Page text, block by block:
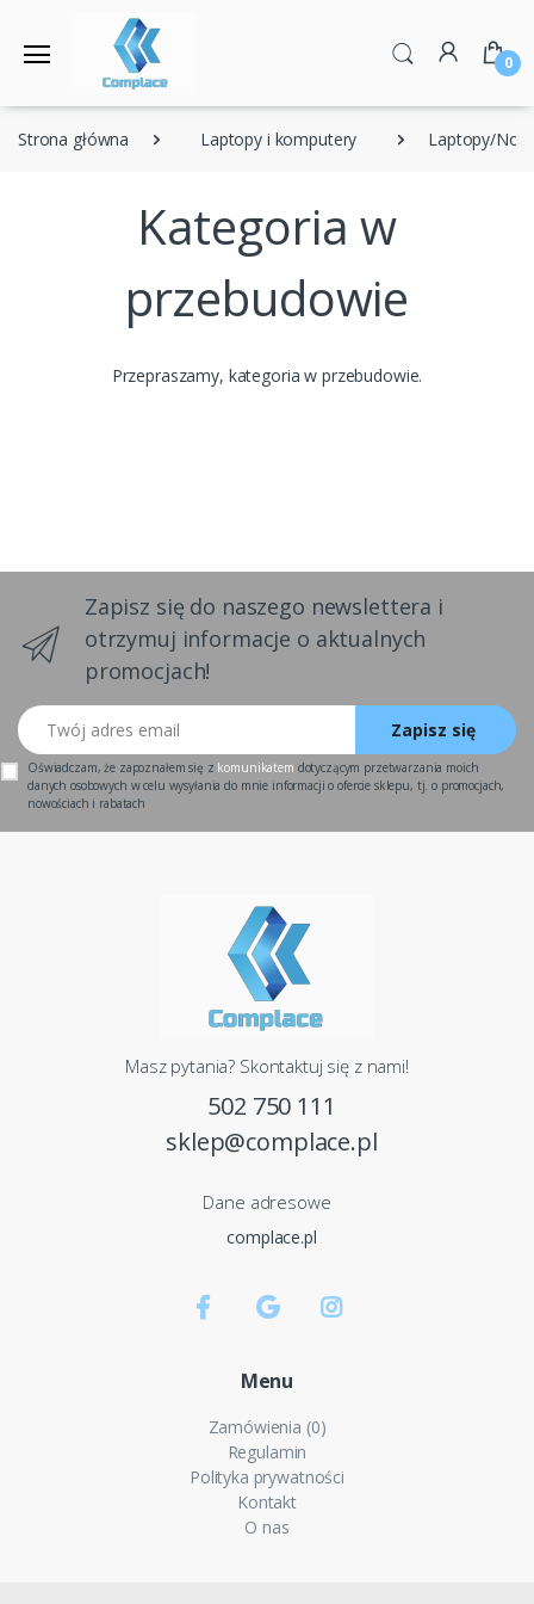
0
Strona główna Laptopy i komputery Laptopy/
Kategoria w
przebudowie
Przepraszamy, kategoria w przebudowie.
Zapisz się do naszego newslettera i
otrzymuj informacje o aktualnych
promocjach!
Twój adres email
Zapisz się
Oświadczam, że zapoznałem się z komunikatem dotyczącym przetwarzania moich
danych osobowych w celu wysyłania do mnie informacji o ofercie sklepu, tj. o promocjach,
nowościach i rabatach
Masz pytania? Skontaktuj się z nami!
502 750 111
sklep@complace.pl
Dane adresowe
complace.pl
Menu
Zamówienia (0)
Regulamin
Polityka prywatności
Kontakt
O nas